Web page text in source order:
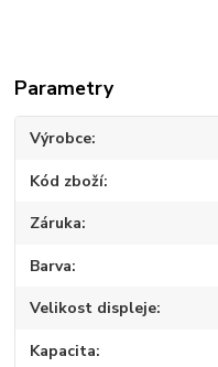
Parametry
Výrobce
Kód zboží
Záruka
Barva
Velikost displeje
Kapacita